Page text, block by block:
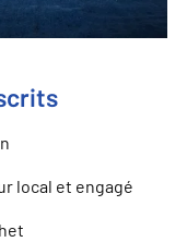
local et engagé